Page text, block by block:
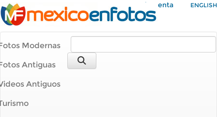
Mi Cuenta ENGLISH
Modernas
Antiguas
Antiguos